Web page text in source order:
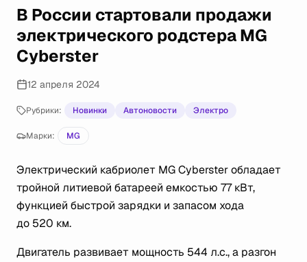
родстера MG Cyberster
В России стартовали продажи
электрического родстера MG
Cyberster
12 апреля 2024
Рубрики: Новинки Автоновости Электро
Марки: MG
Электрический кабриолет MG Cyberster обладает
тройной литиевой батареей емкостью 77 кВт,
функцией быстрой зарядки и запасом хода
до 520 км.
Двигатель развивает мощность 544 л.с., а разгон